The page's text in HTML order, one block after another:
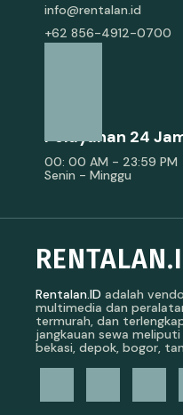
info@rentalan.id
+62 856-4912-0700
Pelayanan 24
00: 00 AM - 23:59 PM
Senin - Minggu
Rentalan.ID adalah
multimedia dan
termurah, dan
jangkauan sewa
bekasi, depok, bogor,